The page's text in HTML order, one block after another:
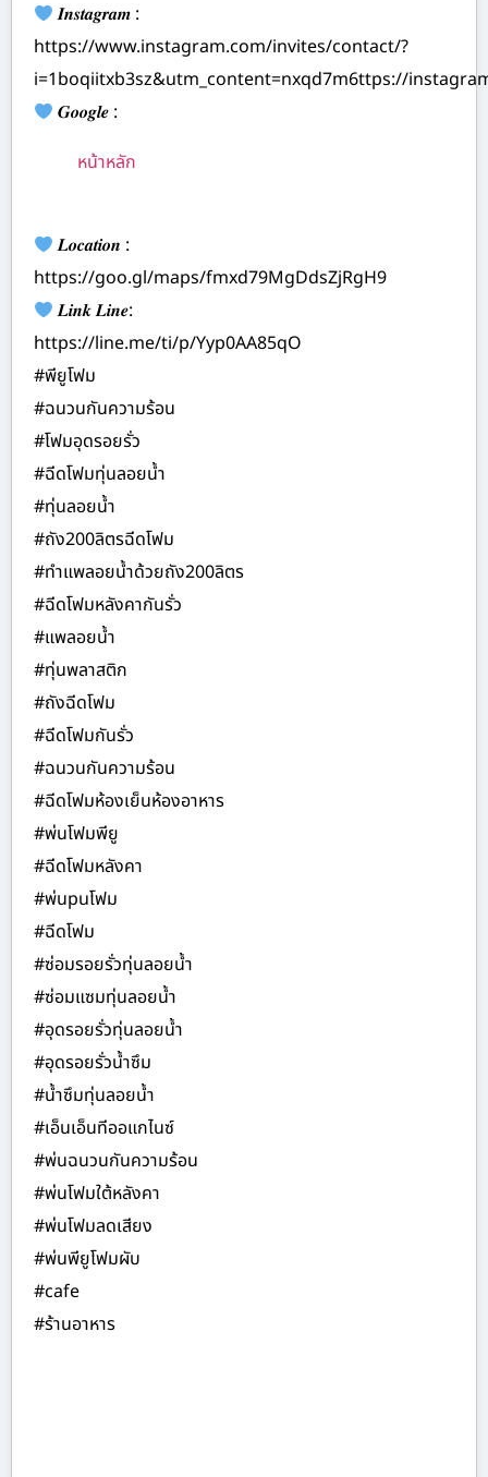
𝑰𝒏𝒔𝒕𝒂𝒈𝒓𝒂𝒎 :
https://www.instagram.com/invites/contact/?
i=1boqiitxb3sz&utm_content=nxqd7m6ttps://
𝑮𝒐𝒐𝒈𝒍𝒆 :
หน้าหลัก
𝑳𝒐𝒄𝒂𝒕𝒊𝒐𝒏 :
https://goo.gl/maps/fmxd79MgDdsZjRgH9
𝑳𝒊𝒏𝒌 𝑳𝒊𝒏𝒆:
https://line.me/ti/p/Yyp0AA85qO
#พียูโฟม
#ฉนวนกันความร้อน
#โฟมอุดรอยรั่ว
#ฉีดโฟมทุ่นลอยน้ำ
#ทุ่นลอยน้ำ
#ถัง200ลิตรฉีดโฟม
#ทำแพลอยน้ำด้วยถัง200ลิตร
#ฉีดโฟมหลังคากันรั่ว
#แพลอยน้ำ
#ทุ่นพลาสติก
#ถังฉีดโฟม
#ฉีดโฟมกันรั่ว
#ฉนวนกันความร้อน
#ฉีดโฟมห้องเย็นห้องอาหาร
#พ่นโฟมพียู
#ฉีดโฟมหลังคา
#พ่นpuโฟม
#ฉีดโฟม
#ซ่อมรอยรั่วทุ่นลอยน้ำ
#ซ่อมแซมทุ่นลอยน้ำ
#อุดรอยรั่วทุ่นลอยน้ำ
#อุดรอยรั่วน้ำซึม
#น้ำซึมทุ่นลอยน้ำ
#เอ็นเอ็นทีออแกไนซ์
#พ่นฉนวนกันความร้อน
#พ่นโฟมใต้หลังคา
#พ่นโฟมลดเสียง
#พ่นพียูโฟมผับ
#cafe
#ร้านอาหาร